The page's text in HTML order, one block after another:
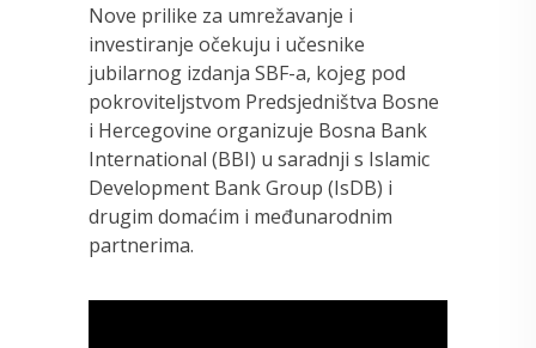
Nove prilike za umrežavanje i
investiranje očekuju i učesnike
jubilarnog izdanja SBF-a, kojeg pod
pokroviteljstvom Predsjedništva Bosne
i Hercegovine organizuje Bosna Bank
International (BBI) u saradnji s Islamic
Development Bank Group (IsDB) i
drugim domaćim i međunarodnim
partnerima.